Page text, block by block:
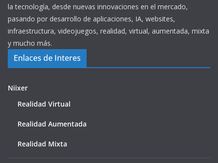
la tecnología, desde nuevas innovaciones en el mercado,
pasando por desarrollo de aplicaciones, IA, websites,
infraestructura, videojuegos, realidad, virtual, aumentada, mixta
y mucho más.
Enlaces de Interes
Niixer
Realidad Virtual
Realidad Aumentada
Realidad Mixta